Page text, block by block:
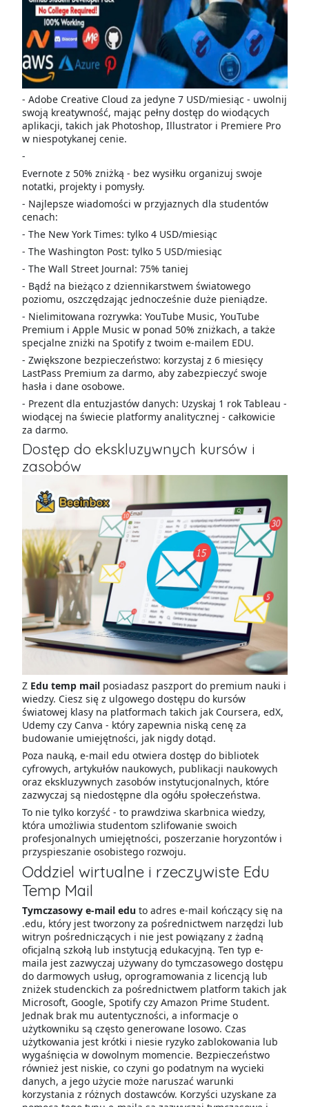
- Adobe Creative Cloud za jedyne 7 USD/miesiąc - uwolnij
swoją kreatywność, mając pełny dostęp do wiodących
aplikacji, takich jak Photoshop, Illustrator i Premiere Pro
w niespotykanej cenie.
-
Evernote z 50% zniżką - bez wysiłku organizuj swoje
notatki, projekty i pomysły.
- Najlepsze wiadomości w przyjaznych dla studentów
cenach:
- The New York Times: tylko 4 USD/miesiąc
- The Washington Post: tylko 5 USD/miesiąc
- The Wall Street Journal: 75% taniej
- Bądź na bieżąco z dziennikarstwem światowego
poziomu, oszczędzając jednocześnie duże pieniądze.
- Nielimitowana rozrywka: YouTube Music, YouTube
Premium i Apple Music w ponad 50% zniżkach, a także
specjalne zniżki na Spotify z twoim e-mailem EDU.
- Zwiększone bezpieczeństwo: korzystaj z 6 miesięcy
LastPass Premium za darmo, aby zabezpieczyć swoje
hasła i dane osobowe.
- Prezent dla entuzjastów danych: Uzyskaj 1 rok Tableau -
wiodącej na świecie platformy analitycznej - całkowicie
za darmo.
Dostęp do ekskluzywnych kursów i
zasobów
Z Edu temp mailposiadasz paszport do premium nauki i
wiedzy. Ciesz się z ulgowego dostępu do kursów
światowej klasy na platformach takich jak Coursera, edX,
Udemy czy Canva - który zapewnia niską cenę za
budowanie umiejętności, jak nigdy dotąd.
Poza nauką, e-mail edu otwiera dostęp do bibliotek
cyfrowych, artykułów naukowych, publikacji naukowych
oraz ekskluzywnych zasobów instytucjonalnych, które
zazwyczaj są niedostępne dla ogółu społeczeństwa.
To nie tylko korzyść - to prawdziwa skarbnica wiedzy,
która umożliwia studentom szlifowanie swoich
profesjonalnych umiejętności, poszerzanie horyzontów i
przyspieszanie osobistego rozwoju.
Oddziel wirtualne i rzeczywiste Edu
Temp Mail
Tymczasowy e-mail eduto adres e-mail kończący się na
.edu, który jest tworzony za pośrednictwem narzędzi lub
witryn pośredniczących i nie jest powiązany z żadną
oficjalną szkołą lub instytucją edukacyjną. Ten typ e-
maila jest zazwyczaj używany do tymczasowego dostępu
do darmowych usług, oprogramowania z licencją lub
zniżek studenckich za pośrednictwem platform takich jak
Microsoft, Google, Spotify czy Amazon Prime Student.
Jednak brak mu autentyczności, a informacje o
użytkowniku są często generowane losowo. Czas
użytkowania jest krótki i niesie ryzyko zablokowania lub
wygaśnięcia w dowolnym momencie. Bezpieczeństwo
również jest niskie, co czyni go podatnym na wycieki
danych, a jego użycie może naruszać warunki
korzystania z różnych dostawców. Korzyści uzyskane za